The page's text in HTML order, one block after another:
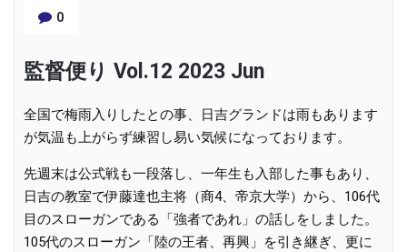
0
監督便り Vol.12 2023 Jun
全国で梅雨入りしたとの事、日吉グランドは雨もあります
が気温も上がらず練習し易い気候になっております。
先週末は公式戦も一段落し、一年生も入部した事もあり、
日吉の教室で伊藤達也主将（商4、帝京大学）から、106代
目のスローガンである「強者であれ」の話しをしました。
105代のスローガン「陸の王者、再興」を引き継ぎ、更に